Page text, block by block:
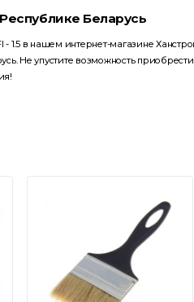
Беларусь
1.5 в нашем интернет-магазине
Не упустите возможность